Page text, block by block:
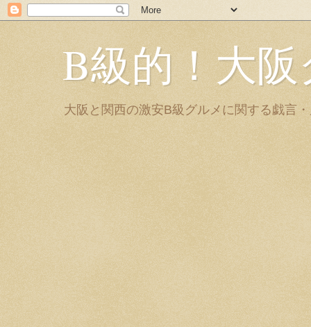
B級的！大
大阪と関西の激安B級グルメに関する戯言